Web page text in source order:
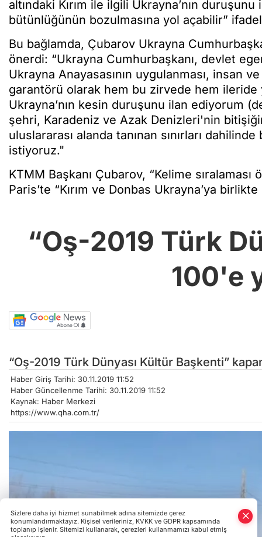
altındaki Kırım ile ilgili Ukrayna’nın
bütünlüğünün bozulmasına yol açabilir”
Bu bağlamda, Çubarov Ukrayna
önerdi: “Ukrayna Cumhurbaşkanı, devlet
Ukrayna Anayasasının uygulanması, insan
garantörü olarak hem bu zirvede hem
Ukrayna’nın kesin duruşunu ilan ediyorum
şehri, Karadeniz ve Azak Denizleri'nin
uluslararası alanda tanınan sınırları
istiyoruz."
KTMM Başkanı Çubarov, “Kelime
Paris’te “Kırım ve Donbas Ukrayna’ya
“Oş-2019 Türk
100'e
“Oş-2019 Türk Dünyası Kültür Başkenti”
Haber Giriş Tarihi: 30.11.2019 11:52
Haber Güncellenme Tarihi: 30.11.2019 11:52
Kaynak: Haber Merkezi
https://www.qha.com.tr/
Sizlere daha iyi hizmet sunabilmek adına sitemizde çerez
konumlandırmaktayız. Kişisel verileriniz, KVKK ve GDPR kapsamında
toplanıp işlenir. Sitemizi kullanarak, çerezleri kullanmamızı kabul etmiş